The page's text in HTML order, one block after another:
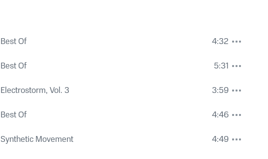
Best Of
4:32
Best Of
5:31
Electrostorm, Vol. 3
3:59
Best Of
4:46
Synthetic Movement 4:49